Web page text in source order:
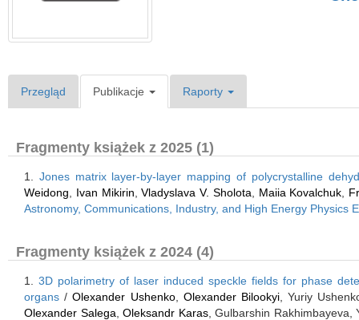
Przegląd Publikacje Raporty
Fragmenty książek z 2025 (1)
1. Jones matrix layer-by-layer mapping of polycrystalline
Weidong
Ivan Mikirin ,Vladyslava V. Sholota Maiia Kovalchuk
Astronomy, Communications, Industry, and High Energy Physics
Fragmenty książek z 2024 (4)
1. 3D polarimetry of laser induced speckle fields for phase
organs /Olexander Ushenko, Olexander Bilookyi, Yuriy
Olexander Salega ,Oleksandr Karas, Gulbarshin Rakhimbayeva,